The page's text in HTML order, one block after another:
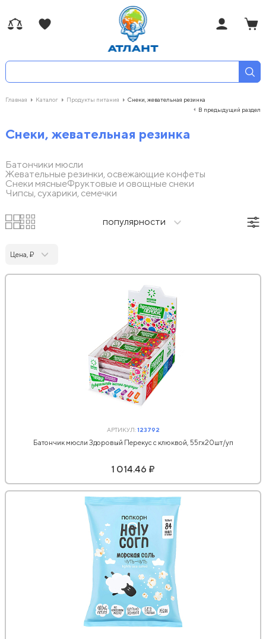
Главная Каталог Продукты питания
Снеки, жевательная резинка
В предыдущий раздел
Снеки, жевательная резинка
Батончики мюсли
Жевательные резинки, освежающие конфеты
Снеки мясныеФруктовые и овощные снеки
Чипсы, сухарики, семечки
популярности
Цена, ₽
АРТИКУЛ:123792
Батончик мюсли Здоровый Перекус с клюквой, 55гх20шт/уп
1 014.46 ₽